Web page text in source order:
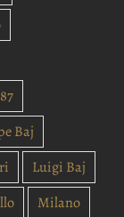
Baj
Luigi Baj
Milano